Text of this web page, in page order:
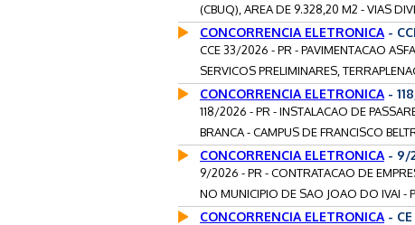
(CBUQ), AREA DE 9.328,20 M2 - VIAS
CONCORRENCIA ELETRONICA -
CCE 33/2026 - PR - PAVIMENTACAO
SERVICOS PRELIMINARES,
CONCORRENCIA ELETRONICA -
118/2026 - PR - INSTALACAO DE
BRANCA - CAMPUS DE FRANCISCO
CONCORRENCIA ELETRONICA - 9/
9/2026 - PR - CONTRATACAO DE
NO MUNICIPIO DE SAO JOAO DO IVAI -
CONCORRENCIA ELETRONICA -